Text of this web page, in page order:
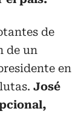
de
de un
en
José